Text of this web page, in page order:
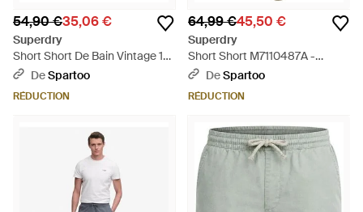
54,90 €35,06 €
Superdry
Short Short De Bain Vintage 17
Pouces - Vert
DeSpartoo
RÉDUCTION
64,99 €45,50 €
Superdry
Short Short M7110487A -
Neutre
DeSpartoo
RÉDUCTION